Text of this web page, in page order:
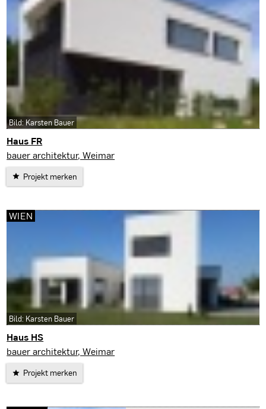
Haus FR
Erfurt
bauer architektur, Weimar
Projekt merken
Bild: Karsten Bauer
Haus HS
Wien
bauer architektur, Weimar
Projekt merken
WIEN
Bild: Karsten Bauer